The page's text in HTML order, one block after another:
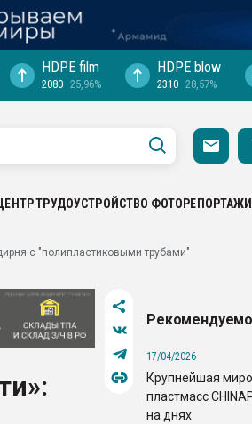
HDPE film
2080 25,96%
HDPE blow
2310 28,57%
ТРУДОУСТРОЙСТВО ФОТОРЕПОРТАЖИ
с "полипластиковыми трубами"
17/04/2026
Крупнейшая
пластмасс
на днях